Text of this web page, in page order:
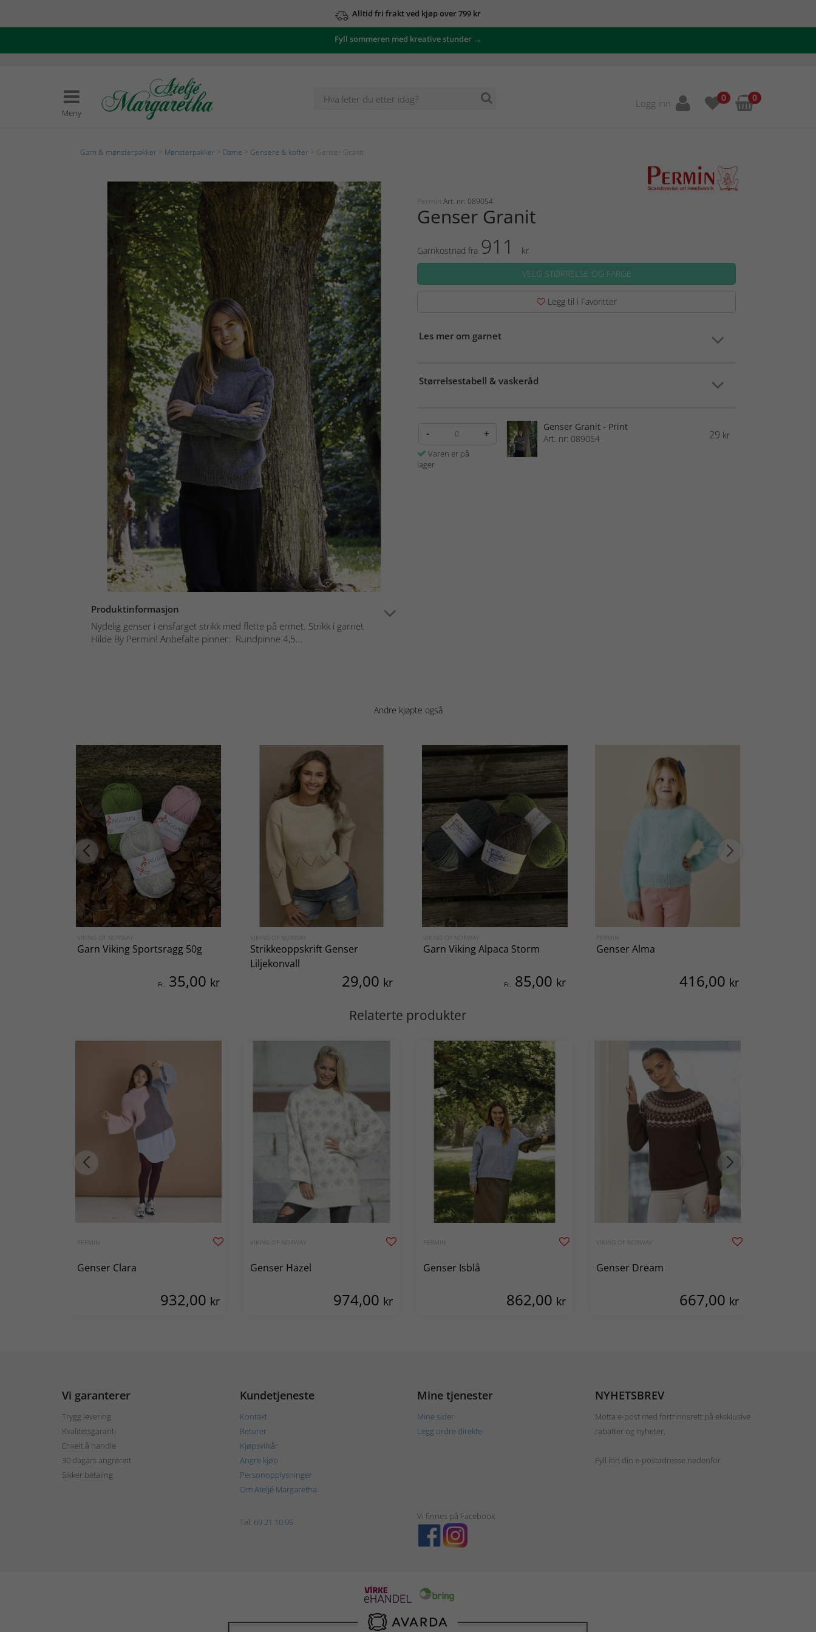
Alltid fri frakt ved kjøp over 799 kr
Fyll sommeren med kreative stunder →
Meny
Logg inn 0 0
Garn & mønsterpakker Mønsterpakker Dame Gensere & kofter > Genser Granit
Produktinformasjon
Nydelig genser i ensfarget strikk med flette på ermet. Strikk i garnet
Hilde By Permin! Anbefalte pinner: Rundpinne 4,5...
Permin Art. nr: 089054
Genser Granit
Garnkostnad fra 911
kr
VELG STØRRELSE OG FARGE
Legg til i Favoritter
Les mer om garnet
Størrelsestabell & vaskeråd
- +
Varen er på
lager
Genser Granit - Print
Art. nr: 089054
29 kr
Andre kjøpte også
VIKING OF NORWAY
Garn Viking Sportsragg 50g
Fr. 35,00 kr
VIKING OF NORWAY
Strikkeoppskrift Genser
Liljekonvall
29,00 kr
VIKING OF NORWAY
Garn Viking Alpaca Storm
Fr. 85,00 kr
PERMIN
Genser Alma
416,00 kr
Relaterte produkter
PERMIN
Genser Clara
932,00 kr
VIKING OF NORWAY
Genser Hazel
974,00 kr
PERMIN
Genser Isblå
862,00 kr
VIKING OF NORWAY
Genser Dream
667,00 kr
Vi garanterer
Trygg levering
Kvalitetsgaranti
Enkelt å handle
30 dagars angrerett
Sikker betaling
Kundetjeneste
Kontakt
Returer
Kjøpsvilkår
Angre kjøp
Personopplysninger
Om Ateljé Margaretha
Mine tjenester
Mine sider
Legg ordre direkte
NYHETSBREV
Motta e-post med fortrinnsrett på eksklusive
rabatter og nyheter.
Fyll inn din e-postadresse nedenfor.
Tel: 69 21 10 95
Vi finnes på Facebook